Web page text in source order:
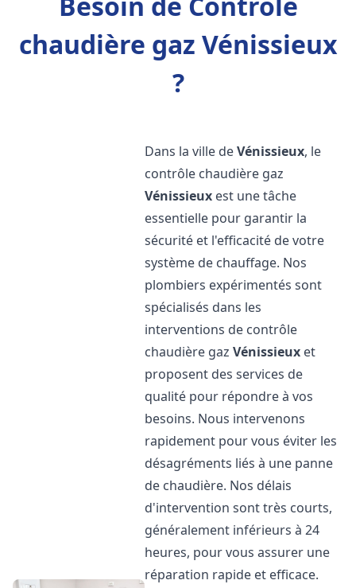
chaudière gaz Vénissieux
?
Dans la ville deVénissieux, le
contrôle chaudière gaz
Vénissieux est une tâche
essentielle pour garantir la
sécurité et l'efficacité de votre
système de chauffage. Nos
plombiers expérimentés sont
spécialisés dans les
interventions de contrôle
chaudière gazVénissieux et
proposent des services de
qualité pour répondre à vos
besoins. Nous intervenons
rapidement pour vous éviter les
désagréments liés à une panne
de chaudière. Nos délais
d'intervention sont très courts,
généralement inférieurs à 24
heures, pour vous assurer une
réparation rapide et efficace.